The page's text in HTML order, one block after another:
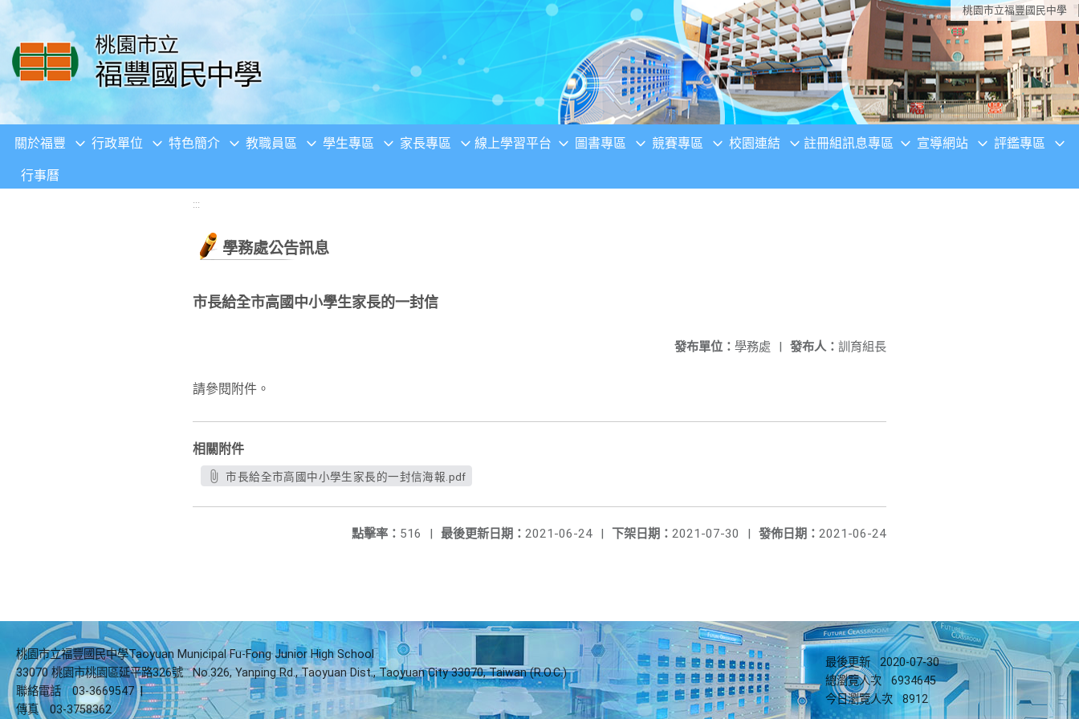
移至網頁之主要內容區位置 桃園市立福豐國民中學
關於福豐 行政單位 特色簡介 教職員區 學生專區 家長專區 線上學習平台 圖書專區 競賽專區 校園連結 註冊組訊息專區 宣導網站 評鑑專區
行事曆
:::
學務處公告訊息
市長給全市高國中小學生家長的一封信
發布人： 訓育組長
發布單位： 學務處 |
請參閱附件。
相關附件
市長給全市高國中小學生家長的一封信海報.pdf
發佈日期： 2021-06-24
下架日期： 2021-07-30 |
最後更新日期： 2021-06-24 |
點擊率： 516 |
桃園市立福豐國民中學Taoyuan Municipal Fu-Fong Junior High School
33070 桃園市桃園區延平路326號
No.326, Yanping Rd., Taoyuan Dist., Taoyuan City 33070, Taiwan (R.O.C.)
聯絡電話
03-3669547 |
傳真
03-3758362
最後更新
2020-07-30
總瀏覽人次
6934645
今日瀏覽人次
8912